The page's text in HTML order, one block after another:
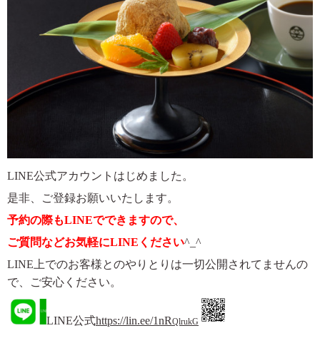
LINE公式アカウントはじめました。
是非、ご登録お願いいたします。
予約の際もLINEでできますので、
ご質問などお気軽にLINEください^_^
LINE上でのお客様とのやりとりは一切公開されてませんの
で、ご安心ください。
LINE公式https://lin.ee/1nRQlrukG